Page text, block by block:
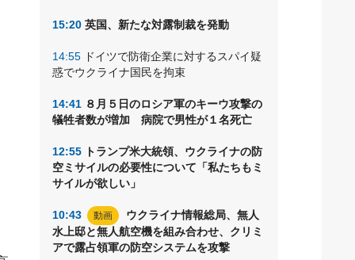
15:20 英国、新たな対露制裁を発動
14:55 ドイツで防衛企業に対するスパイ疑
惑でウクライナ国民を拘束
14:41 ８月５日のロシア軍のキーウ攻撃の
犠牲者数が増加 病院で男性が１名死亡
12:55 トランプ米大統領、ウクライナの防
空ミサイルの必要性について「私たちもミ
サイルが欲しい」
10:43 動画
ウクライナ情報総局、無人
水上邸と無人航空機を組み合わせ、クリミ
アで露占領軍の防空システムを攻撃